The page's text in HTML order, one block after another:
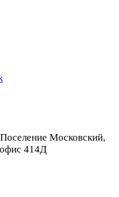
Московский,
414Д